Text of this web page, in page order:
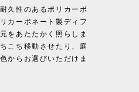
久性のあるポリカーボ
カーボネート製ディフ
をあたたかく照らしま
こち移動させたり、庭
からお選びいただけま